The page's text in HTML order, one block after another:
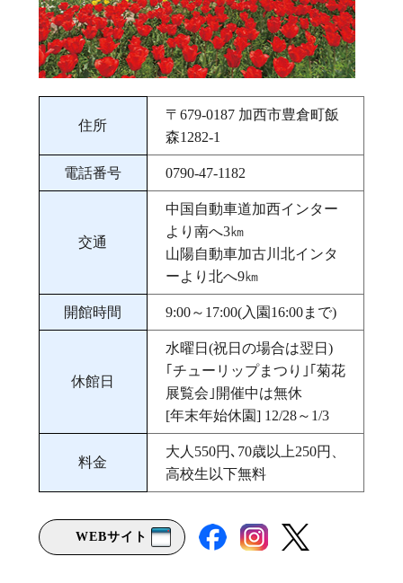
住所
〒679‐0187 加西市豊倉町飯
森1282‐1
電話番号 0790-47-1182
交通
中国自動車道加西インター
より南へ3㎞
山陽自動車加古川北インタ
ーより北へ9㎞
開館時間 9:00～17:00(入園16:00まで)
休館日
水曜日(祝日の場合は翌日)
｢チューリップまつり｣｢菊花
展覧会｣開催中は無休
[年末年始休園] 12/28～1/3
料金
大人550円､70歳以上250円、
高校生以下無料
WEBサイト